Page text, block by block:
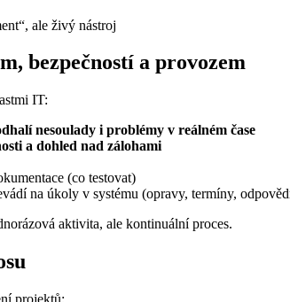
ale živý nástroj
bezpečností a provozem
IT:
nesoulady i problémy v reálném čase
a dohled nad zálohami
(co testovat)
na úkoly v systému (opravy, termíny,
aktivita, ale kontinuální proces.